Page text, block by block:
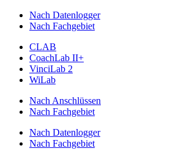
Nach Datenlogger
Nach Fachgebiet
CLAB
CoachLab II+
VinciLab 2
WiLab
Nach Anschlüssen
Nach Fachgebiet
Nach Datenlogger
Nach Fachgebiet